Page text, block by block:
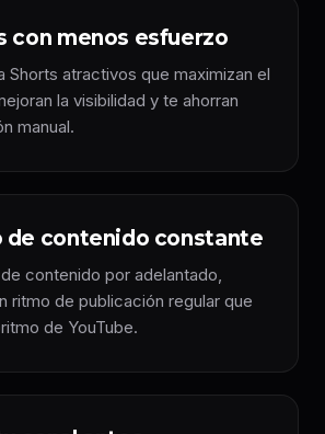
con menos esfuerzo
Shorts atractivos que maximizan el
la visibilidad y te ahorran
manual.
de contenido constante
contenido por adelantado,
ritmo de publicación regular que
de YouTube.